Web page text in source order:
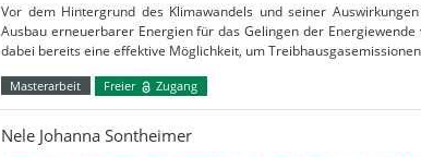
Vor dem Hintergrund des Klimawandels und seiner
Ausbau erneuerbarer Energien für das Gelingen der
dabei bereits eine effektive Möglichkeit, um
Masterarbeit Freier Zugang
Nele Johanna Sontheimer